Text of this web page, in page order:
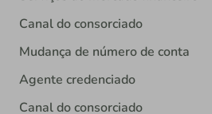
Canal do consorciado
Mudança de número de conta
Agente credenciado
Canal do consorciado